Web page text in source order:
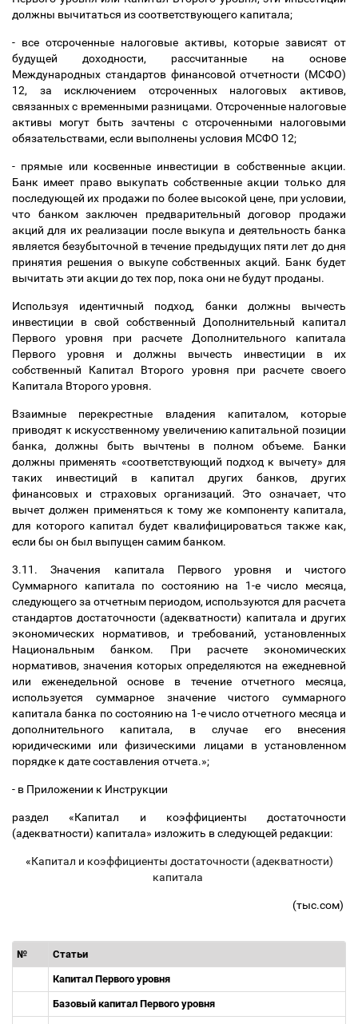
должны вычитаться из соответствующего капитала;
- все отсроченные налоговые активы, которые зависят от
будущей доходности, рассчитанные на основе
Международных стандартов финансовой отчетности (МСФО)
12, за исключением отсроченных налоговых активов,
связанных с временными разницами. Отсроченные налоговые
активы могут быть зачтены с отсроченными налоговыми
обязательствами, если выполнены условия МСФО 12;
- прямые или косвенные инвестиции в собственные акции.
Банк имеет право выкупать собственные акции только для
последующей их продажи по более высокой цене, при условии,
что банком заключен предварительный договор продажи
акций для их реализации после выкупа и деятельность банка
является безубыточной в течение предыдущих пяти лет до дня
принятия решения о выкупе собственных акций. Банк будет
вычитать эти акции до тех пор, пока они не будут проданы.
Используя идентичный подход, банки должны вычесть
инвестиции в свой собственный Дополнительный капитал
Первого уровня при расчете Дополнительного капитала
Первого уровня и должны вычесть инвестиции в их
собственный Капитал Второго уровня при расчете своего
Капитала Второго уровня.
Взаимные перекрестные владения капиталом, которые
приводят к искусственному увеличению капитальной позиции
банка, должны быть вычтены в полном объеме. Банки
должны применять «соответствующий подход к вычету» для
таких инвестиций в капитал других банков, других
финансовых и страховых организаций. Это означает, что
вычет должен применяться к тому же компоненту капитала,
для которого капитал будет квалифицироваться также как,
если бы он был выпущен самим банком.
3.11. Значения капитала Первого уровня и чистого
Суммарного капитала по состоянию на 1-е число месяца,
следующего за отчетным периодом, используются для расчета
стандартов достаточности (адекватности) капитала и других
экономических нормативов, и требований, установленных
Национальным банком. При расчете экономических
нормативов, значения которых определяются на ежедневной
или еженедельной основе в течение отчетного месяца,
используется суммарное значение чистого суммарного
капитала банка по состоянию на 1-е число отчетного месяца и
дополнительного капитала, в случае его внесения
юридическими или физическими лицами в установленном
порядке к дате составления отчета.»;
- в Приложении к Инструкции
раздел «Капитал и коэффициенты достаточности
(адекватности) капитала» изложить в следующей редакции:
«Капитал и коэффициенты достаточности (адекватности)
капитала
(тыс.сом)
№ Статьи
Капитал Первого уровня
Базовый капитал Первого уровня